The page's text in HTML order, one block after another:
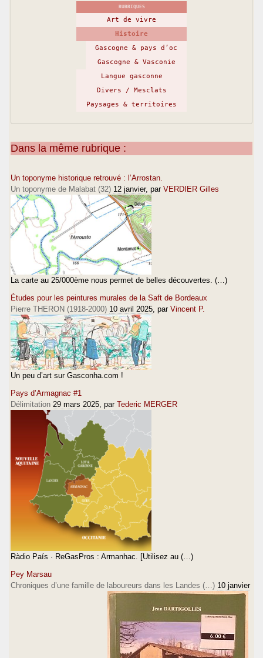
RUBRIQUES
Art de vivre
Histoire
Gascogne & pays d’oc
Gascogne & Vasconie
Langue gasconne
Divers / Mesclats
Paysages & territoires
Dans la même rubrique :
Un toponyme historique retrouvé : l’Arrostan.
Un toponyme de Malabat (32) 12 janvier, par VERDIER Gilles
La carte au 25/000ème nous permet de belles découvertes. (…)
Études pour les peintures murales de la Saft de Bordeaux
Pierre THERON (1918-2000) 10 avril 2025 , par Vincent P.
Un peu d’art sur Gasconha.com !
Pays d’Armagnac #1
Délimitation 29 mars 2025 , par Tederic MERGER
Ràdio País · ReGasPros : Armanhac. [Utilisez au (…)
Pey Marsau
Chroniques d’une famille de laboureurs dans les Landes (…) 10 janvier